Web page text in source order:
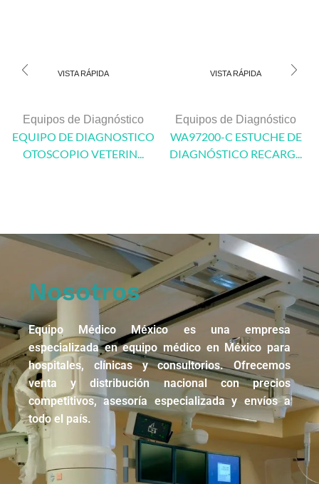
VISTA RÁPIDA
Equipos de Diagnóstico
EQUIPO DE DIAGNOSTICO
OTOSCOPIO VETERIN...
VISTA RÁPIDA
Equipos de Diagnóstico
WA97200-C ESTUCHE DE
DIAGNÓSTICO RECARG...
Nosotros
Equipo Médico México es una empresa
especializada en equipo médico en México para
hospitales, clínicas y consultorios. Ofrecemos
venta y distribución nacional con precios
competitivos, asesoría especializada y envíos a
todo el país.